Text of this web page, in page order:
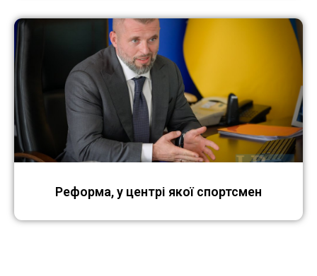
Реформа, у центрі якої спортсмен